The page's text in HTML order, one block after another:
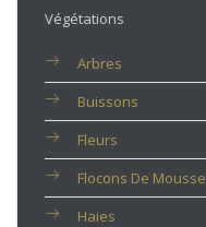
Végétations
Arbres
Buissons
Fleurs
Flocons De Mousse
Haies